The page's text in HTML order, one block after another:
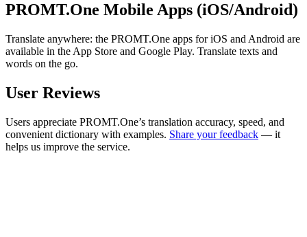
PROMT.One Mobile Apps (iOS/Android)
Translate anywhere: the PROMT.One apps for iOS and Android are
available in the App Store and Google Play. Translate texts and
words on the go.
User Reviews
Users appreciate PROMT.One’s translation accuracy, speed, and
convenient dictionary with examples. Share your feedback — it
helps us improve the service.